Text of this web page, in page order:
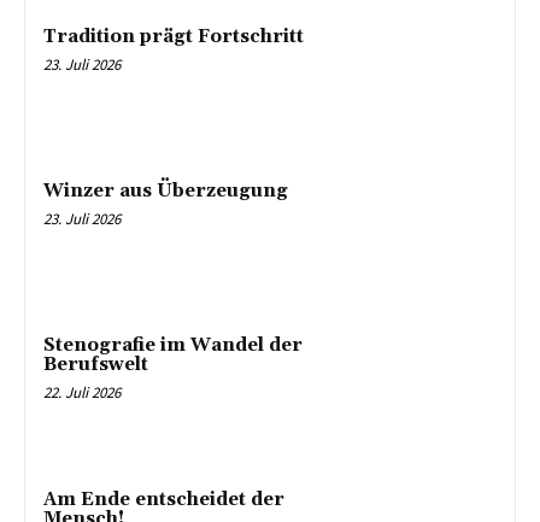
Tradition prägt Fortschritt
23. Juli 2026
Winzer aus Überzeugung
23. Juli 2026
Stenografie im Wandel der
Berufswelt
22. Juli 2026
Am Ende entscheidet der